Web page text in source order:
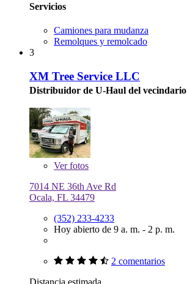
Servicios
Camiones para mudanza
Remolques y remolcado
3
XM Tree Service LLC
Distribuidor de U-Haul del vecindario
Verfotos
7014 NE 36th Ave Rd
Ocala, FL 34479
(352) 233-4233
Hoy abierto de 9 a. m. - 2 p. m.
2 comentarios